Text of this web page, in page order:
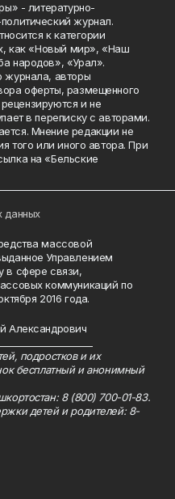
- литературно-
журнал.
к категории
как «Новый мир», «Наш
народов», «Урал».
журнала, авторы
оферты, размещенного
и не
в переписку с авторами.
Мнение редакции не
того или иного автора. При
на «Бельские
данных
массовой
Управлением
в сфере связи,
коммуникаций по
2016 года.
Александрович
подростков и их
бесплатный и анонимный
8 (800) 700-01-83.
детей и родителей: 8-